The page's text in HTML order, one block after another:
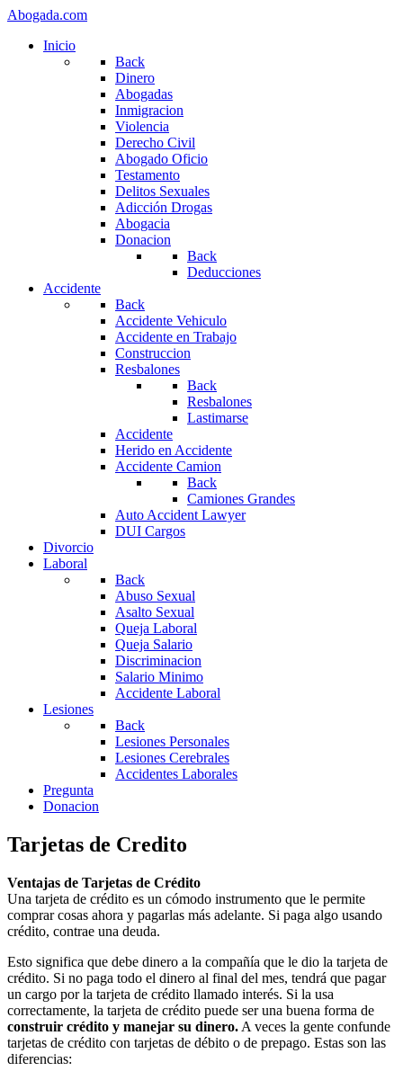
Abogada.com
Inicio
Back
Dinero
Abogadas
Inmigracion
Violencia
Derecho Civil
Abogado Oficio
Testamento
Delitos Sexuales
Adicción Drogas
Abogacia
Donacion
Back
Deducciones
Accidente
Back
Accidente Vehiculo
Accidente en Trabajo
Construccion
Resbalones
Back
Resbalones
Lastimarse
Accidente
Herido en Accidente
Accidente Camion
Back
Camiones Grandes
Auto Accident Lawyer
DUI Cargos
Divorcio
Laboral
Back
Abuso Sexual
Asalto Sexual
Queja Laboral
Queja Salario
Discriminacion
Salario Minimo
Accidente Laboral
Lesiones
Back
Lesiones Personales
Lesiones Cerebrales
Accidentes Laborales
Pregunta
Donacion
Tarjetas de Credito
Ventajas de Tarjetas de Crédito
Una tarjeta de crédito es un cómodo instrumento que le permite
comprar cosas ahora y pagarlas más adelante. Si paga algo usando
crédito, contrae una deuda.
Esto significa que debe dinero a la compañía que le dio la tarjeta de
crédito. Si no paga todo el dinero al final del mes, tendrá que pagar
un cargo por la tarjeta de crédito llamado interés. Si la usa
correctamente, la tarjeta de crédito puede ser una buena forma de
construir crédito y manejar su dinero. A veces la gente confunde
tarjetas de crédito con tarjetas de débito o de prepago. Estas son las
diferencias: